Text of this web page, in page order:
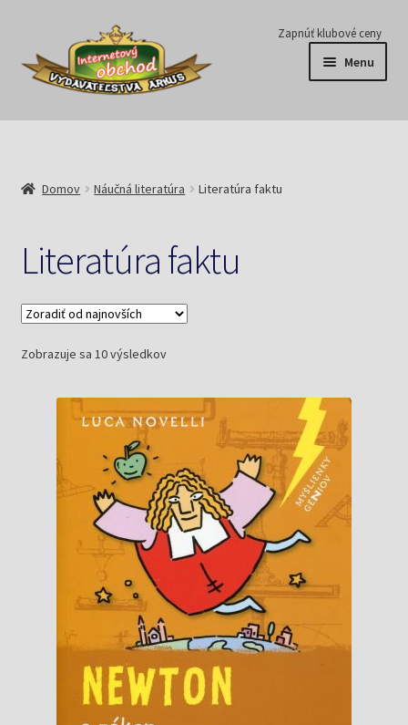
Preskočiť
navigáciu
Preskočiť
obsah
Zapnúť klubové ceny
Menu
Série
Predplatné
Pripravujeme
Pre školy
Knižný klub
Kontakt
Domov Náučná literatúra Literatúra faktu
Literatúra faktu
Zobrazuje sa 10 výsledkovZoradené